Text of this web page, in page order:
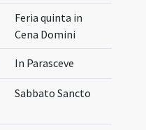
Feria quinta in
Cena Domini
In Parasceve
Sabbato Sancto